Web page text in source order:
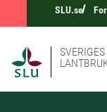
SLU.se
SVERIGES